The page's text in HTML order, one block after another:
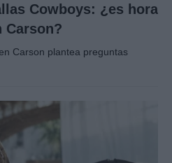
Cowboys: ¿es hora
Carson?
Carson plantea preguntas